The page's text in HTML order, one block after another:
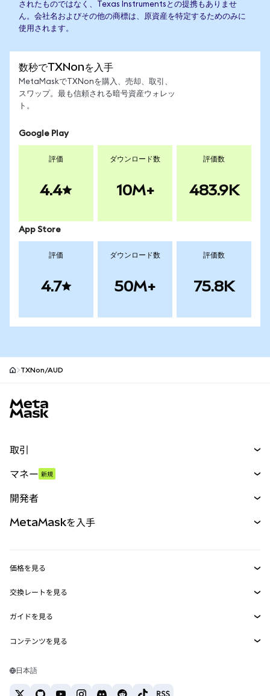
されたものではなく、Texas Instrumentsとの提携もありませ
ん。会社名およびその他の商標は、原資産を特定するためのみに
使用されます。
数秒でTXNonを入手
MetaMaskでTXNonを購入、売却、取引、
スワップ。最も信頼される暗号資産ウォレッ
ト。
Google Play
評価
4.4
ダウンロード数
10M+
評価数
483.9K
App Store
評価
4.7
ダウンロード数
50M+
評価数
75.8K
TXNon/AUD
取引
パーペチュアル
RWA
マネー 新規
開発者
MetaMask Connect
Snaps
Web3サービス
MetaMaskを入手
セキュリティ
サポート
キャリア
お問い合わせ
価格を見る
イーサリアムの価格
Solanaの価格
Tetherの価格
交換レートを見る
ETH→USD
USDT→INR
BTC→INR
ETH→USDT
ガイドを見る
ETHの購入
コンテンツを見る
Solanaウォレット
日本語